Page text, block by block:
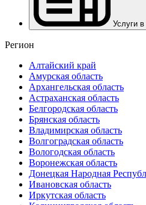
Услуги в
Регион
Алтайский край
Амурская область
Архангельская область
Астраханская область
Белгородская область
Брянская область
Владимирская область
Волгоградская область
Вологодская область
Воронежская область
Донецкая Народная
Ивановская область
Иркутская область